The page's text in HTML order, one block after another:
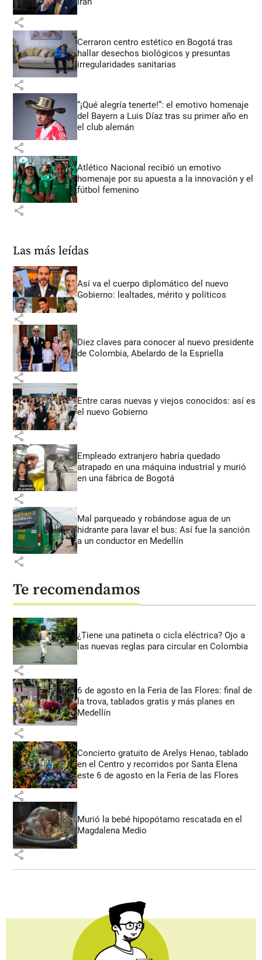
share
Cerraron centro estético en Bogotá tras
hallar desechos biológicos y presuntas
irregularidades sanitarias
share
“¡Qué alegría tenerte!”: el emotivo homenaje
del Bayern a Luis Díaz tras su primer año en
el club alemán
share
Atlético Nacional recibió un emotivo
homenaje por su apuesta a la innovación y el
fútbol femenino
share
Las más leídas
Así va el cuerpo diplomático del nuevo
Gobierno: lealtades, mérito y políticos
share
Diez claves para conocer al nuevo presidente
de Colombia, Abelardo de la Espriella
share
Entre caras nuevas y viejos conocidos: así es
el nuevo Gobierno
share
Empleado extranjero habría quedado
atrapado en una máquina industrial y murió
en una fábrica de Bogotá
share
Mal parqueado y robándose agua de un
hidrante para lavar el bus: Así fue la sanción
a un conductor en Medellín
share
Te recomendamos
¿Tiene una patineta o cicla eléctrica? Ojo a
las nuevas reglas para circular en Colombia
share
6 de agosto en la Feria de las Flores: final de
la trova, tablados gratis y más planes en
Medellín
share
Concierto gratuito de Arelys Henao, tablado
en el Centro y recorridos por Santa Elena
este 6 de agosto en la Feria de las Flores
share
Murió la bebé hipopótamo rescatada en el
Magdalena Medio
share